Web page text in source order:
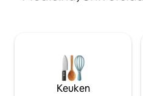
voor vroege aankomsten of
informatie over deze
de omgeving. We zijn blij
Keuken